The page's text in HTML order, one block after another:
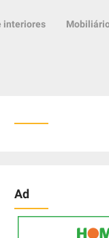
interiores
Ad